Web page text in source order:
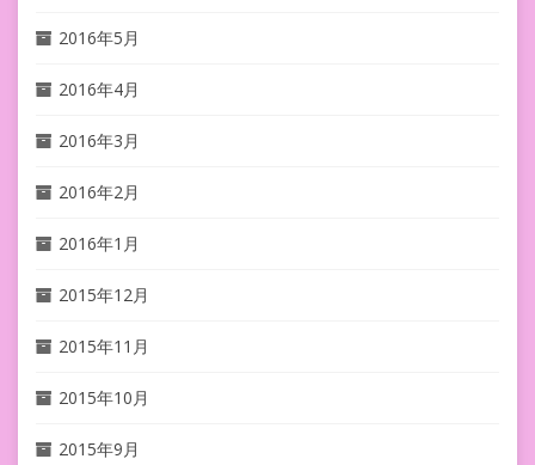
2016年5月
2016年4月
2016年3月
2016年2月
2016年1月
2015年12月
2015年11月
2015年10月
2015年9月